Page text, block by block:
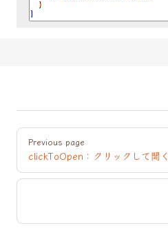
Pager
Previous page
clickToOpen：クリックして開く